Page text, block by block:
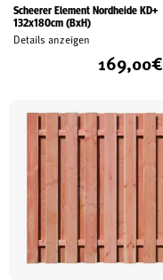
Scheerer Element Nordheide KD+
132x180cm (BxH)
Details anzeigen
169,00€